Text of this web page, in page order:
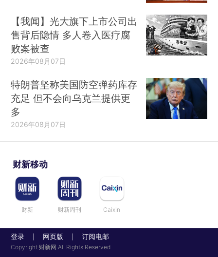
【我闻】光大旗下上市公司出
售背后隐情 多人卷入医疗腐
败案被查
2026年08月07日
特朗普坚称美国防空弹药库存
充足 但不会向乌克兰提供更
多
2026年08月07日
财新移动
财新 财新周刊 Caixin
登录 网页版 订阅电邮
Copyright 财新网 All Rights Reserved